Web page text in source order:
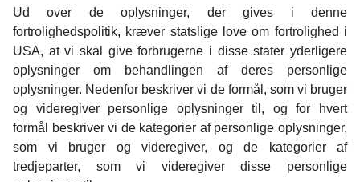
Ud over de oplysninger, der gives i denne
fortrolighedspolitik, kræver statslige love om fortrolighed i
USA, at vi skal give forbrugerne i disse stater yderligere
oplysninger om behandlingen af deres personlige
oplysninger. Nedenfor beskriver vi de formål, som vi bruger
og videregiver personlige oplysninger til, og for hvert
formål beskriver vi de kategorier af personlige oplysninger,
som vi bruger og videregiver, og de kategorier af
tredjeparter, som vi videregiver disse personlige